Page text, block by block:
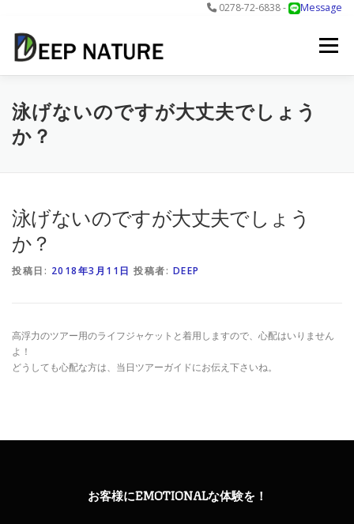
0278-72-6838 -
Message
メニュー
アクティビティ 料金 DNについて 最新情報
泳げないのですが大丈夫でしょう
か？
泳げないのですが大丈夫でしょう
か？
投稿日: 2018年3月11日 投稿者: DEEP
高浮力のツアー用のライフジャケットと着用しますので、心配はいりません
よ！
どうしても心配な方は、当日ツアーガイドにお伝え下さいね。
お客様にEMOTIONALな体験を！